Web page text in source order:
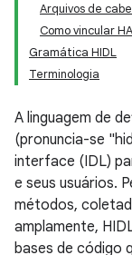
Arquivos de
Como vincular
Gramática HIDL
Terminologia
A linguagem de
(pronuncia-se
interface (IDL)
e seus usuários.
métodos,
amplamente,
bases de código